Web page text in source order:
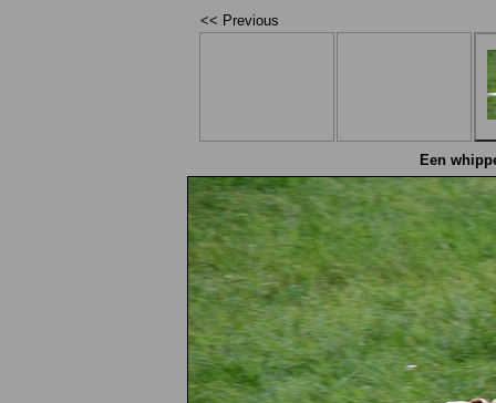
<< Previous
Een